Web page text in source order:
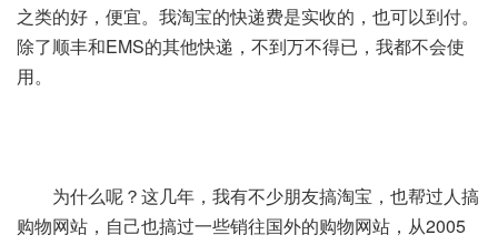
之类的好，便宜。我淘宝的快递费是实收的，也可以到付。
除了顺丰和EMS的其他快递，不到万不得已，我都不会使
用。
为什么呢？这几年，我有不少朋友搞淘宝，也帮过人搞
购物网站，自己也搞过一些销往国外的购物网站，从2005